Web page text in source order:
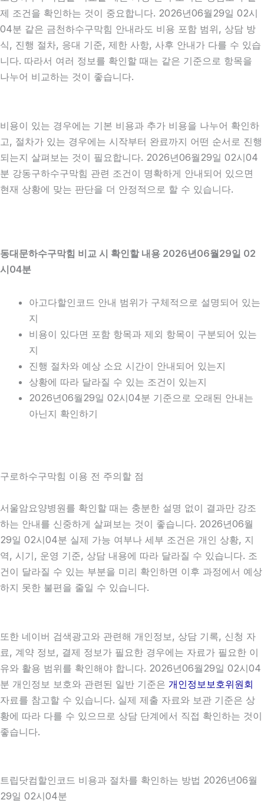
제 조건을 확인하는 것이 중요합니다. 2026년06월29일 02시
04분 같은 금천하수구막힘 안내라도 비용 포함 범위, 상담 방
식, 진행 절차, 응대 기준, 제한 사항, 사후 안내가 다를 수 있습
니다. 따라서 여러 정보를 확인할 때는 같은 기준으로 항목을
나누어 비교하는 것이 좋습니다.
비용이 있는 경우에는 기본 비용과 추가 비용을 나누어 확인하
고, 절차가 있는 경우에는 시작부터 완료까지 어떤 순서로 진행
되는지 살펴보는 것이 필요합니다. 2026년06월29일 02시04
분 강동구하수구막힘 관련 조건이 명확하게 안내되어 있으면
현재 상황에 맞는 판단을 더 안정적으로 할 수 있습니다.
동대문하수구막힘 비교 시 확인할 내용 2026년06월29일 02
시04분
아고다할인코드 안내 범위가 구체적으로 설명되어 있는
지
비용이 있다면 포함 항목과 제외 항목이 구분되어 있는
지
진행 절차와 예상 소요 시간이 안내되어 있는지
상황에 따라 달라질 수 있는 조건이 있는지
2026년06월29일 02시04분 기준으로 오래된 안내는
아닌지 확인하기
구로하수구막힘 이용 전 주의할 점
서울암요양병원를 확인할 때는 충분한 설명 없이 결과만 강조
하는 안내를 신중하게 살펴보는 것이 좋습니다. 2026년06월
29일 02시04분 실제 가능 여부나 세부 조건은 개인 상황, 지
역, 시기, 운영 기준, 상담 내용에 따라 달라질 수 있습니다. 조
건이 달라질 수 있는 부분을 미리 확인하면 이후 과정에서 예상
하지 못한 불편을 줄일 수 있습니다.
또한 네이버 검색광고와 관련해 개인정보, 상담 기록, 신청 자
료, 계약 정보, 결제 정보가 필요한 경우에는 자료가 필요한 이
유와 활용 범위를 확인해야 합니다. 2026년06월29일 02시04
분 개인정보 보호와 관련된 일반 기준은 개인정보보호위원회
자료를 참고할 수 있습니다. 실제 제출 자료와 보관 기준은 상
황에 따라 다를 수 있으므로 상담 단계에서 직접 확인하는 것이
좋습니다.
트립닷컴할인코드 비용과 절차를 확인하는 방법 2026년06월
29일 02시04분